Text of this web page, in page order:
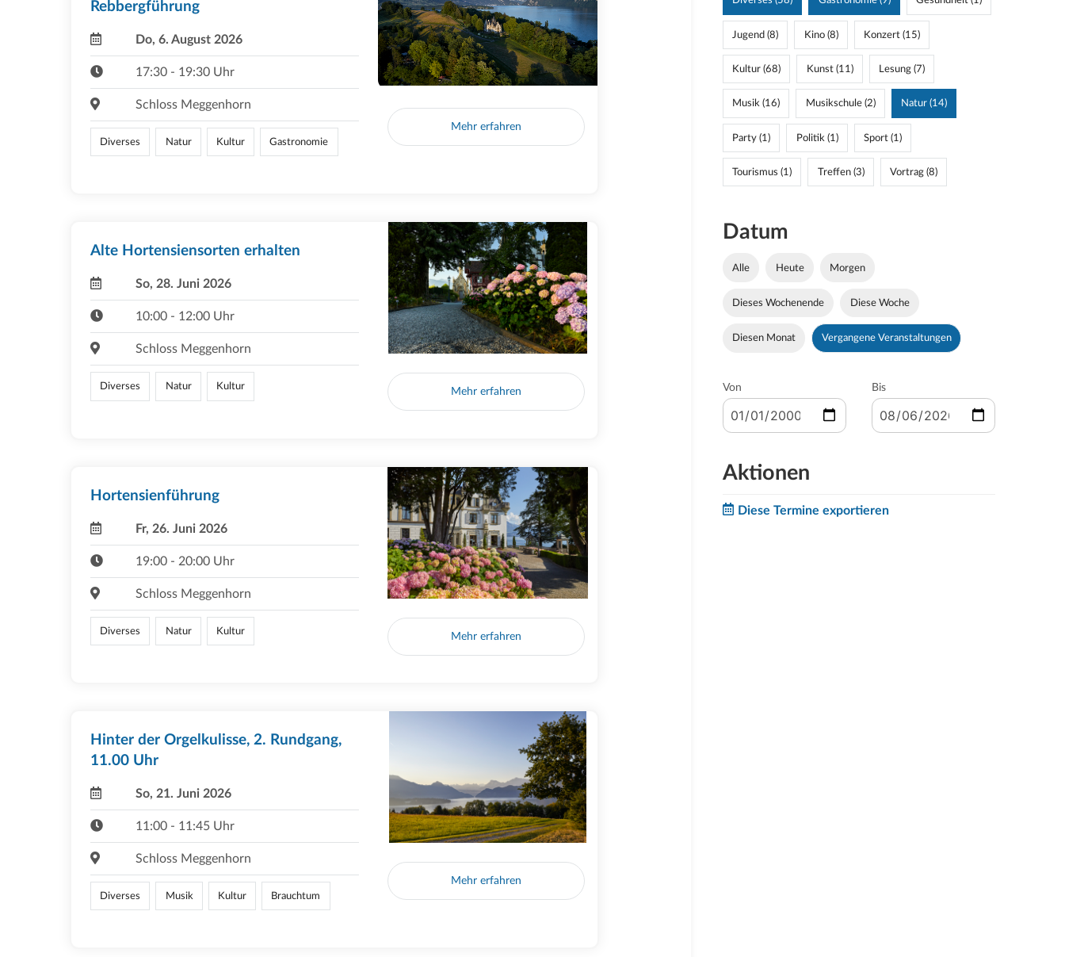
Rebbergführung
Do, 6. August 2026
17:30 - 19:30 Uhr
Schloss Meggenhorn
Diverses Natur Kultur Gastronomie
Mehr erfahren
Alte Hortensiensorten erhalten
So, 28. Juni 2026
10:00 - 12:00 Uhr
Schloss Meggenhorn
Diverses Natur Kultur Mehr erfahren
Hortensienführung
Fr, 26. Juni 2026
19:00 - 20:00 Uhr
Schloss Meggenhorn
Diverses Natur Kultur Mehr erfahren
Hinter der Orgelkulisse, 2. Rundgang,
11.00 Uhr
So, 21. Juni 2026
11:00 - 11:45 Uhr
Schloss Meggenhorn
Diverses Musik Kultur Brauchtum
Mehr erfahren
Jugend (8) Kino (8) Konzert (15)
Kultur (68) Kunst (11) Lesung (7)
Musik (16) Musikschule (2) Natur (14)
Party (1) Politik (1) Sport (1)
Tourismus (1) Treffen (3) Vortrag (8)
Datum
Alle Heute Morgen
Dieses Wochenende Diese Woche
Diesen Monat Vergangene Veranstaltungen
Von Bis
Aktionen
Diese Termine exportieren